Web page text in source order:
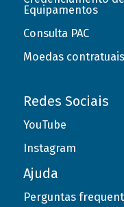
Equipamentos
Consulta PAC
Moedas contratuais
Redes Sociais
YouTube
Instagram
Ajuda
Perguntas